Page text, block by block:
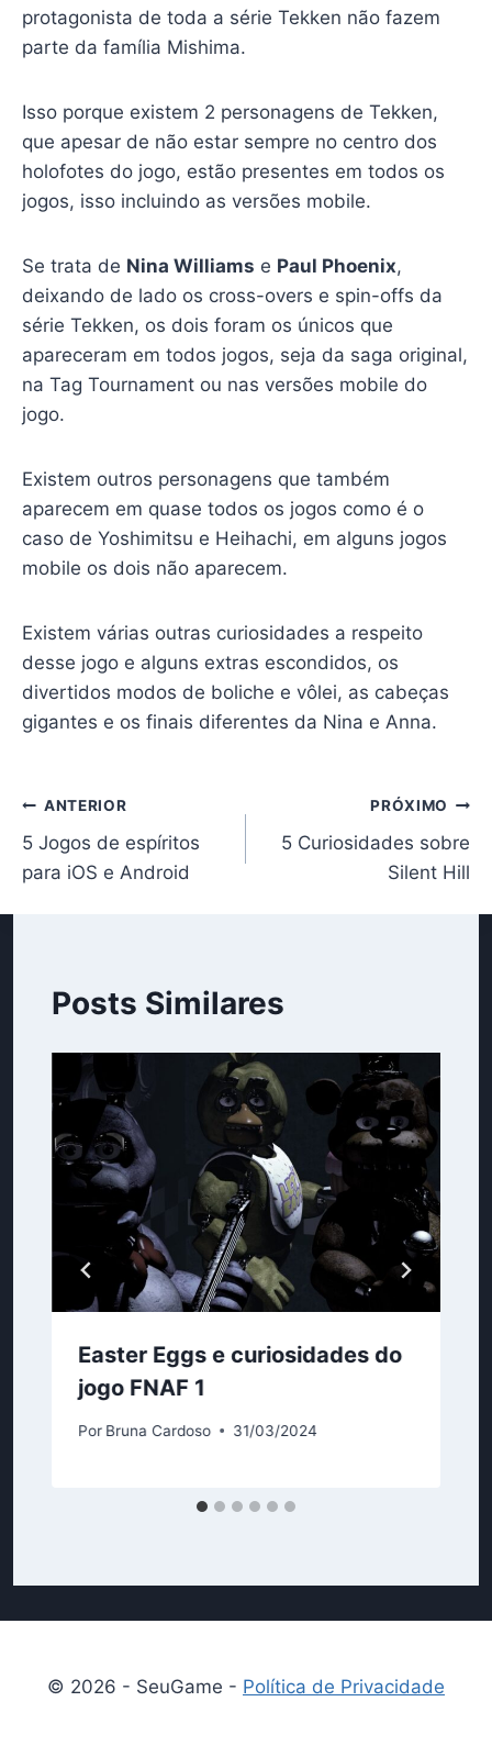
protagonista de toda a série Tekken não fazem
parte da família Mishima.
Isso porque existem 2 personagens de Tekken,
que apesar de não estar sempre no centro dos
holofotes do jogo, estão presentes em todos os
jogos, isso incluindo as versões mobile.
Se trata de Nina Williams e Paul Phoenix,
deixando de lado os cross-overs e spin-offs da
série Tekken, os dois foram os únicos que
apareceram em todos jogos, seja da saga original,
na Tag Tournament ou nas versões mobile do
jogo.
Existem outros personagens que também
aparecem em quase todos os jogos como é o
caso de Yoshimitsu e Heihachi, em alguns jogos
mobile os dois não aparecem.
Existem várias outras curiosidades a respeito
desse jogo e alguns extras escondidos, os
divertidos modos de boliche e vôlei, as cabeças
gigantes e os finais diferentes da Nina e Anna.
Navegação
de
ANTERIOR
5 Jogos de espíritos
para iOS e Android
PRÓXIMO
5 Curiosidades sobre
Silent Hill
Posts Similares
Easter Eggs e curiosidades do
jogo FNAF 1
Por Bruna Cardoso 31/03/2024
© 2026 - SeuGame - Política de Privacidade